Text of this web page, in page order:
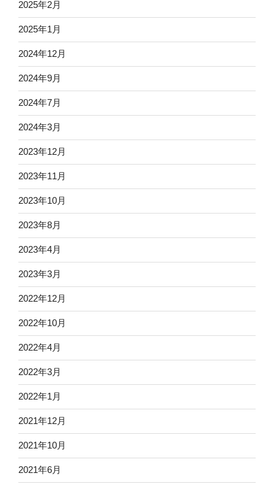
2025年2月
2025年1月
2024年12月
2024年9月
2024年7月
2024年3月
2023年12月
2023年11月
2023年10月
2023年8月
2023年4月
2023年3月
2022年12月
2022年10月
2022年4月
2022年3月
2022年1月
2021年12月
2021年10月
2021年6月